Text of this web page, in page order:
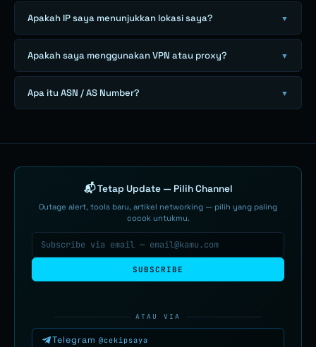
Apakah IP saya menunjukkan lokasi saya? ▼
Apakah saya menggunakan VPN atau proxy? ▼
Apa itu ASN / AS Number? ▼
📬 Tetap Update — Pilih Channel
Outage alert, tools baru, artikel networking — pilih yang paling
cocok untukmu.
SUBSCRIBE
ATAU VIA
Telegram @cekipsaya